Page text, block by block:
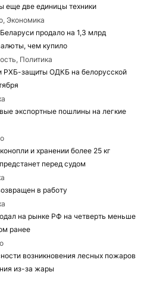
еще две единицы техники
Экономика
продало на 1,3 млрд
чем купило
Политика
РХБ-защиты ОДКБ на белорусской
экспортные пошлины на легкие
и хранении более 25 кг
перед судом
в работу
на рынке РФ на четверть меньше
ранее
возникновения лесных пожаров
из-за жары